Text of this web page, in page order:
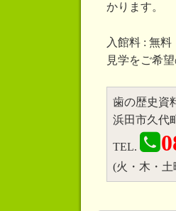
かります。
入館料 : 無料
見学をご希
歯の歴史資
浜田市久代
TEL.
(火・木・土